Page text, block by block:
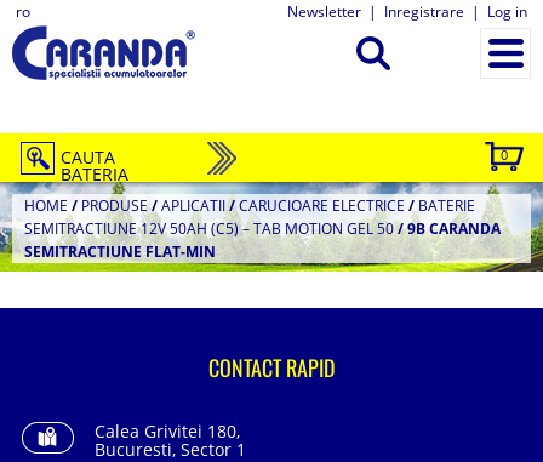
ro Newsletter | Inregistrare | Log in
0
CAUTA
BATERIA
HOME / PRODUSE/APLICATII/CARUCIOARE ELECTRICE / BATERIE
SEMITRACTIUNE 12V 50AH (C5) – TAB MOTION GEL 50/9B CARANDA
SEMITRACTIUNE FLAT-MIN
CONTACT RAPID
Calea Grivitei 180,
Bucuresti, Sector 1